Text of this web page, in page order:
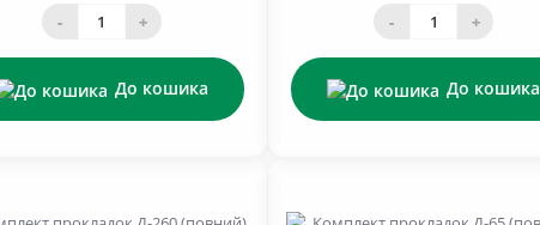
- +
До кошика
- +
До кошика